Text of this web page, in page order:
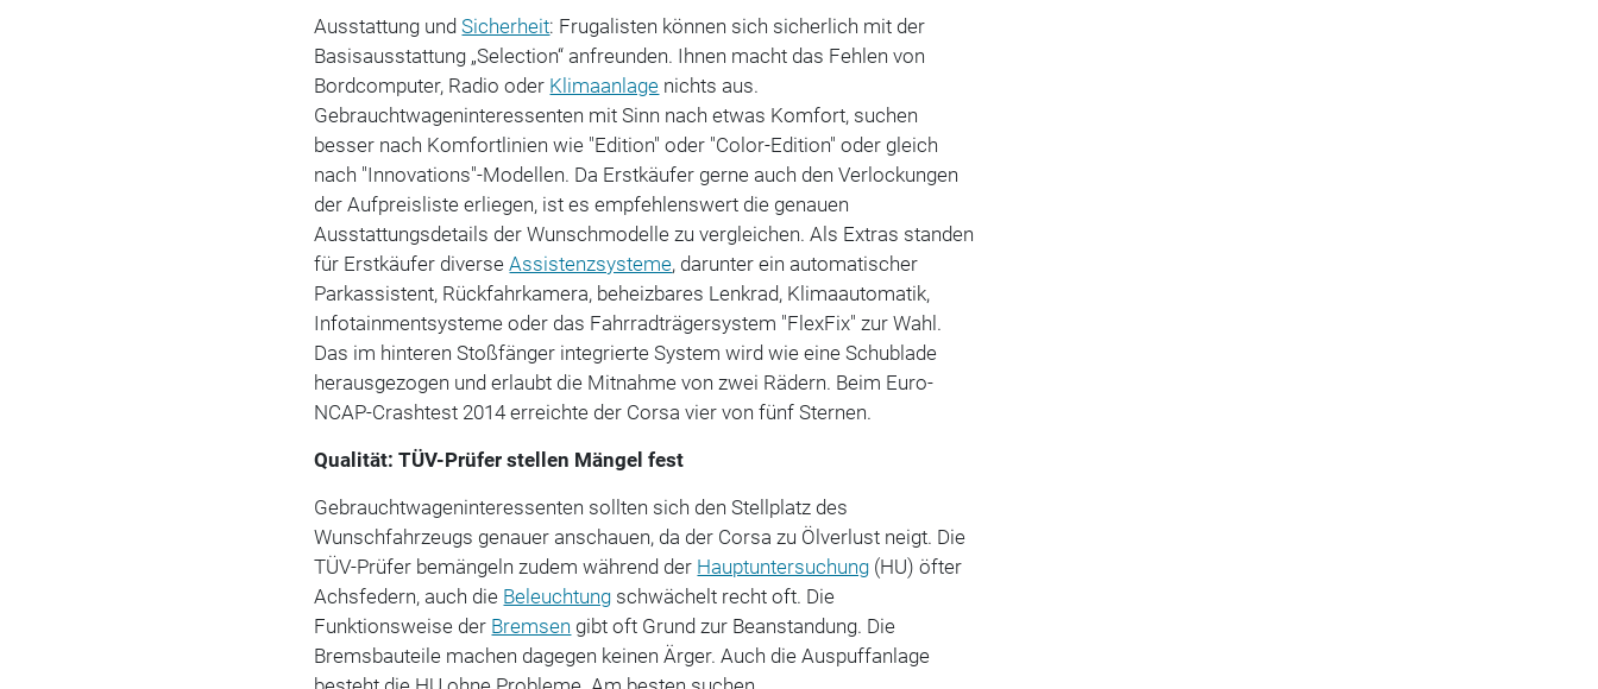
Ausstattung undSicherheit: Frugalisten können sich sicherlich mit der
Basisausstattung „Selection“ anfreunden. Ihnen macht das Fehlen von
Bordcomputer, Radio oder Klimaanlage nichts aus.
Gebrauchtwageninteressenten mit Sinn nach etwas Komfort, suchen
besser nach Komfortlinien wie "Edition" oder "Color-Edition" oder gleich
nach "Innovations"-Modellen. Da Erstkäufer gerne auch den Verlockungen
der Aufpreisliste erliegen, ist es empfehlenswert die genauen
Ausstattungsdetails der Wunschmodelle zu vergleichen. Als Extras standen
für Erstkäufer diverseAssistenzsysteme, darunter ein automatischer
Parkassistent, Rückfahrkamera, beheizbares Lenkrad, Klimaautomatik,
Infotainmentsysteme oder das Fahrradträgersystem "FlexFix" zur Wahl.
Das im hinteren Stoßfänger integrierte System wird wie eine Schublade
herausgezogen und erlaubt die Mitnahme von zwei Rädern. Beim Euro-
NCAP-Crashtest 2014 erreichte der Corsa vier von fünf Sternen.
Qualität: TÜV-Prüfer stellen Mängel fest
Gebrauchtwageninteressenten sollten sich den Stellplatz des
Wunschfahrzeugs genauer anschauen, da der Corsa zu Ölverlust neigt. Die
TÜV-Prüfer bemängeln zudem während der Hauptuntersuchung (HU) öfter
Achsfedern, auch die Beleuchtung schwächelt recht oft. Die
Funktionsweise der Bremsen gibt oft Grund zur Beanstandung. Die
Bremsbauteile machen dagegen keinen Ärger. Auch die Auspuffanlage